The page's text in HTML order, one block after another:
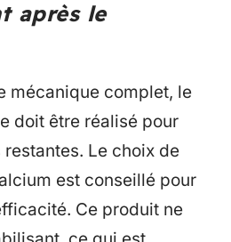
après le
mécanique complet, le
doit être réalisé pour
Le choix de
est conseillé pour
Ce produit ne